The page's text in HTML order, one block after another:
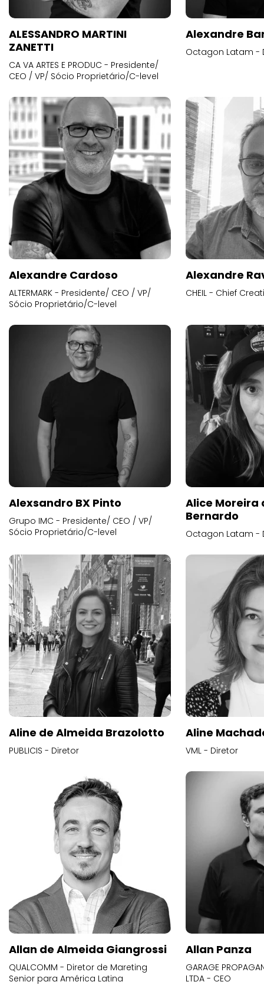
ALESSANDRO MARTINI
ZANETTI
CA VA ARTES E PRODUC - Presidente/
CEO / VP/ Sócio Proprietário/C-level
Alexandre
Octagon Latam -
Alexandre Cardoso
ALTERMARK - Presidente/ CEO / VP/
Sócio Proprietário/C-level
Alexandre
CHEIL - Chief
Alexsandro BX Pinto
Grupo IMC - Presidente/ CEO / VP/
Sócio Proprietário/C-level
Alice
Bernardo
Octagon Latam -
Aline de Almeida Brazolotto
PUBLICIS - Diretor
Aline
VML - Diretor
Allan de Almeida Giangrossi
QUALCOMM - Diretor de Mareting
Senior para América Latina
Allan Panza
GARAGE
LTDA - CEO